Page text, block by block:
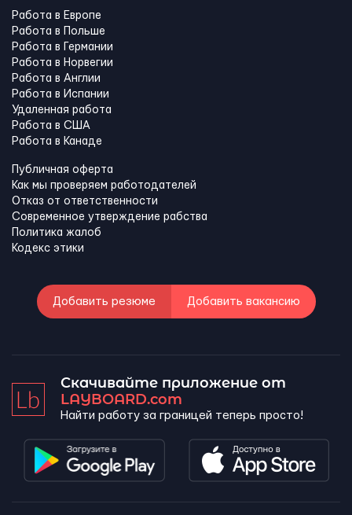
Работа в Европе
Работа в Польше
Работа в Германии
Работа в Норвегии
Работа в Англии
Работа в Испании
Удаленная работа
Работа в США
Работа в Канадe
Публичная оферта
Как мы проверяем работодателей
Отказ от ответственности
Современное утверждение рабства
Политика жалоб
Кодекс этики
Добавить резюме Добавить вакансию
Скачивайте приложение от
LAYBOARD.com
Найти работу за границей теперь просто!